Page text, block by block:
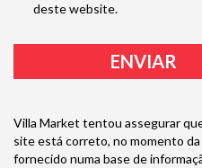
deste website.
Villa Market tentou assegurar
site está correto, no momento
fornecido numa base de